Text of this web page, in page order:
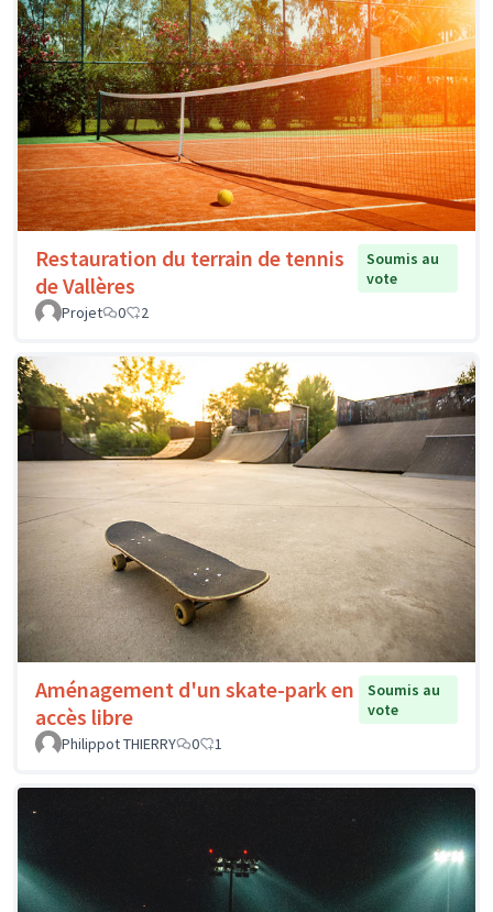
Restauration du terrain de tennis
de Vallères
Soumis au
vote
Projet
0 2
Aménagement d'un skate-park en
accès libre
Soumis au
vote
Philippot THIERRY
0 1